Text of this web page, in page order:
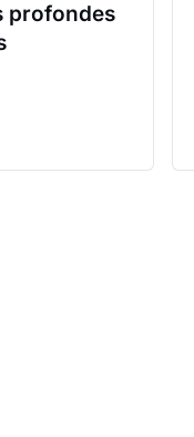
profondes